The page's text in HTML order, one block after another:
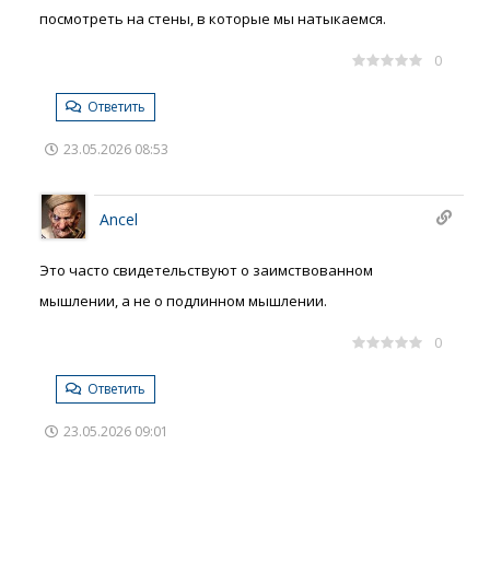
посмотреть на стены, в которые мы натыкаемся.
0
Ответить
23.05.2026 08:53
Ancel
Это часто свидетельствуют о заимствованном
мышлении, а не о подлинном мышлении.
0
Ответить
23.05.2026 09:01